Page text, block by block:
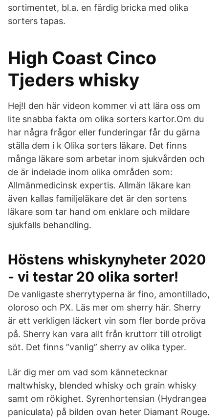
sortimentet, bl.a. en färdig bricka med olika
sorters tapas.
High Coast Cinco
Tjeders whisky
Hej!I den här videon kommer vi att lära oss om
lite snabba fakta om olika sorters kartor.Om du
har några frågor eller funderingar får du gärna
ställa dem i k Olika sorters läkare. Det finns
många läkare som arbetar inom sjukvården och
de är indelade inom olika områden som:
Allmänmedicinsk expertis. Allmän läkare kan
även kallas familjeläkare det är den sortens
läkare som tar hand om enklare och mildare
sjukfalls behandling.
Höstens whiskynyheter 2020
- vi testar 20 olika sorter!
De vanligaste sherrytyperna är fino, amontillado,
oloroso och PX. Läs mer om sherry här. Sherry
är ett verkligen läckert vin som fler borde pröva
på. Sherry kan vara allt från kruttorr till otroligt
söt. Det finns ”vanlig” sherry av olika typer.
Lär dig mer om vad som kännetecknar
maltwhisky, blended whisky och grain whisky
samt om rökighet. Syrenhortensian (Hydrangea
paniculata) på bilden ovan heter Diamant Rouge.